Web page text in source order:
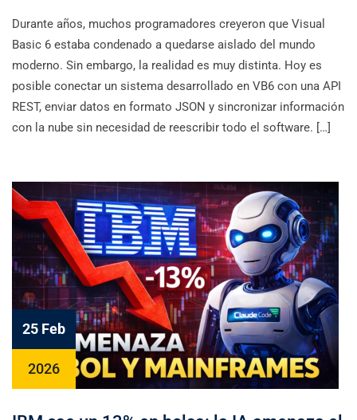
Durante años, muchos programadores creyeron que Visual
Basic 6 estaba condenado a quedarse aislado del mundo
moderno. Sin embargo, la realidad es muy distinta. Hoy es
posible conectar un sistema desarrollado en VB6 con una API
REST, enviar datos en formato JSON y sincronizar información
con la nube sin necesidad de reescribir todo el software. […]
25 Feb
2026